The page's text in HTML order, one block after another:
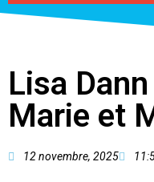
Lisa
Marie et
12 novembre, 2025